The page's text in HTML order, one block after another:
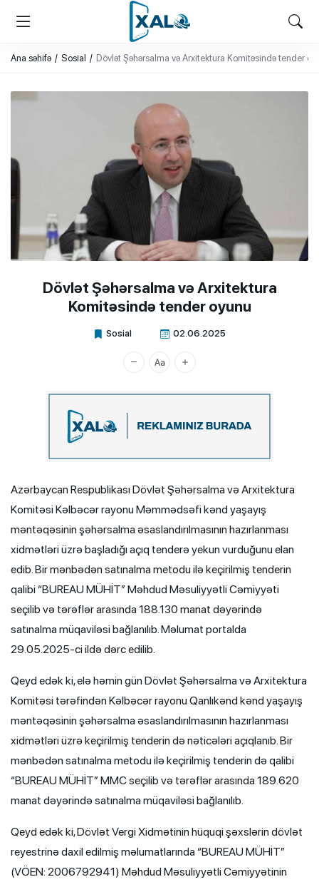
XALQ.ONLINE
ONLAYN PLATFORMA
Ana səhifə Sosial Dövlət Şəhərsalma və Arxitektura Komitəsində tender
Dövlət Şəhərsalma və Arxitektura
Komitəsində tender oyunu
Sosial 02.06.2025
Xalq.Online
Azərbaycan Respublikası Dövlət Şəhərsalma və Arxitektura
Komitəsi Kəlbəcər rayonu Məmmədsəfi kənd yaşayış
məntəqəsinin şəhərsalma əsaslandırılmasının hazırlanması
xidmətləri üzrə başladığı açıq tenderə yekun vurduğunu elan
edib. Bir mənbədən satınalma metodu ilə keçirilmiş tenderin
qalibi “BUREAU MÜHİT” Məhdud Məsuliyyətli Cəmiyyəti
seçilib və tərəflər arasında 188.130 manat dəyərində
satınalma müqaviləsi bağlanılıb. Məlumat portalda
29.05.2025-ci ildə dərc edilib.
Qeyd edək ki, elə həmin gün Dövlət Şəhərsalma və Arxitektura
Komitəsi tərəfindən Kəlbəcər rayonu Qanlıkənd kənd yaşayış
məntəqəsinin şəhərsalma əsaslandırılmasının hazırlanması
xidmətləri üzrə keçirilmiş tenderin də nəticələri açıqlanıb. Bir
mənbədən satınalma metodu ilə keçirilmiş tenderin də qalibi
“BUREAU MÜHİT” MMC seçilib və tərəflər arasında 189.620
manat dəyərində satınalma müqaviləsi bağlanılıb.
Qeyd edək ki, Dövlət Vergi Xidmətinin hüquqi şəxslərin dövlət
reyestrinə daxil edilmiş məlumatlarında “BUREAU MÜHİT”
(VÖEN: 2006792941) Məhdud Məsuliyyətli Cəmiyyətinin